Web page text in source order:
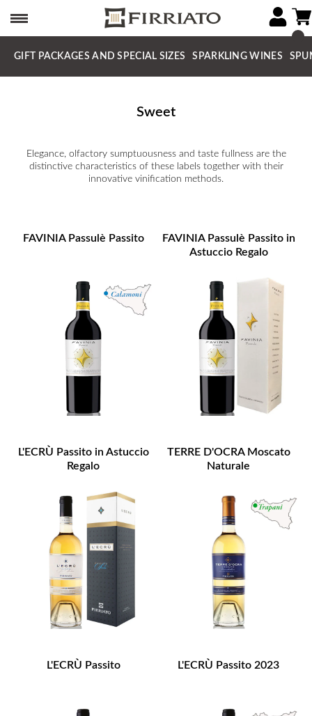
GIFT PACKAGES AND SPECIAL SIZES SPARKLING WINES
Sweet
Elegance, olfactory sumptuousness and taste fullness are the
distinctive characteristics of these labels together with their
innovative vinification methods.
FAVINIA Passulè Passito
FAVINIA Passulè Passito in
Astuccio Regalo
L'ECRÙ Passito in Astuccio
Regalo
TERRE D'OCRA Moscato
Naturale
L'ECRÙ Passito L'ECRÙ Passito 2023